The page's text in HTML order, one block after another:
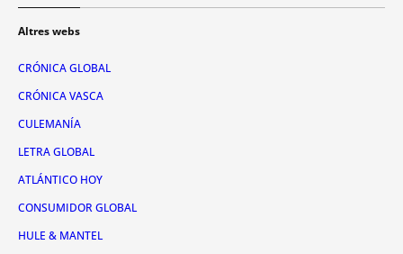
Altres webs
CRÓNICA GLOBAL
CRÓNICA VASCA
CULEMANÍA
LETRA GLOBAL
ATLÁNTICO HOY
CONSUMIDOR GLOBAL
HULE & MANTEL